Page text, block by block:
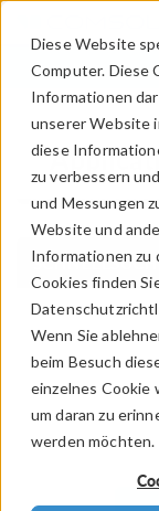
Diese Website
Computer. Diese
Informationen
unserer Website
diese
zu verbessern
und Messungen
Website und
Informationen zu
Cookies finden
Wenn Sie
beim Besuch
einzelnes Cookie
um daran zu
werden möchten.
Nach
Nach Produkt